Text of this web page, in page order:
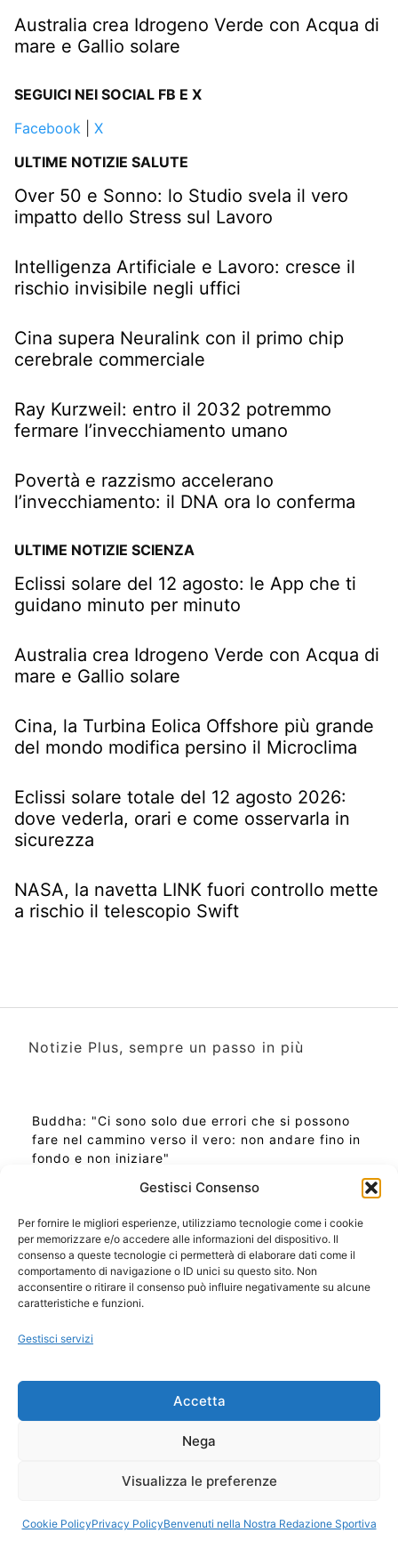
Gestisci Consenso
Per fornire le migliori esperienze, utilizziamo tecnologie come i cookie
per memorizzare e/o accedere alle informazioni del dispositivo. Il
consenso a queste tecnologie ci permetterà di elaborare dati come il
comportamento di navigazione o ID unici su questo sito. Non
acconsentire o ritirare il consenso può influire negativamente su alcune
caratteristiche e funzioni.
Gestisci servizi
Accetta
Nega
Visualizza le preferenze
Cookie PolicyPrivacy PolicyBenvenuti nella Nostra Redazione Sportiva
Australia crea Idrogeno Verde con Acqua di
mare e Gallio solare
SEGUICI NEI SOCIAL FB E X
Facebook
X
ULTIME NOTIZIE SALUTE
Over 50 e Sonno: lo Studio svela il vero
impatto dello Stress sul Lavoro
Intelligenza Artificiale e Lavoro: cresce il
rischio invisibile negli uffici
Cina supera Neuralink con il primo chip
cerebrale commerciale
Ray Kurzweil: entro il 2032 potremmo
fermare l’invecchiamento umano
Povertà e razzismo accelerano
l’invecchiamento: il DNA ora lo conferma
ULTIME NOTIZIE SCIENZA
Eclissi solare del 12 agosto: le App che ti
guidano minuto per minuto
Australia crea Idrogeno Verde con Acqua di
mare e Gallio solare
Cina, la Turbina Eolica Offshore più grande
del mondo modifica persino il Microclima
Eclissi solare totale del 12 agosto 2026:
dove vederla, orari e come osservarla in
sicurezza
NASA, la navetta LINK fuori controllo mette
a rischio il telescopio Swift
Notizie Plus, sempre un passo in più
Buddha: "Ci sono solo due errori che si possono
fare nel cammino verso il vero: non andare fino in
fondo e non iniziare"
Ora Esatta in Italia in questo momento
Ti Senti Strano Ultimamente? Potrebbe Essere per
la Risonanza di Schumann
Come Sapere Se Stai Ascendendo alla Quinta
Copyright 2026 NotiziePlus.com
📰 Contenuto Umano Verificato
Privacy Coockie
Pubblicità